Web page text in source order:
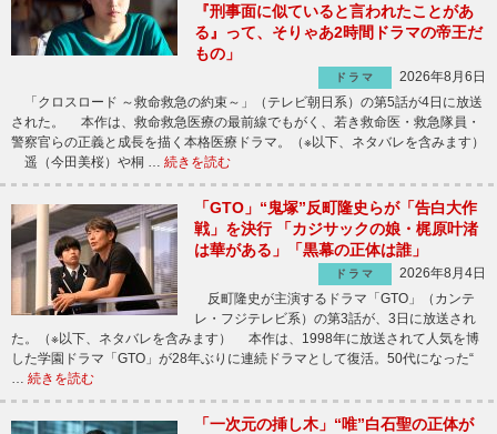
『刑事面に似ていると言われたことがあ
る』って、そりゃあ2時間ドラマの帝王だ
もの」
ドラマ
2026年8月6日
「クロスロード ～救命救急の約束～」（テレビ朝日系）の第5話が4日に放送
された。 本作は、救命救急医療の最前線でもがく、若き救命医・救急隊員・
警察官らの正義と成長を描く本格医療ドラマ。（※以下、ネタバレを含みます）
遥（今田美桜）や桐 … 続きを読む
「GTO」“鬼塚”反町隆史らが「告白大作
戦」を決行 「カジサックの娘・梶原叶渚
は華がある」「黒幕の正体は誰」
ドラマ
2026年8月4日
反町隆史が主演するドラマ「GTO」（カンテ
レ・フジテレビ系）の第3話が、3日に放送され
た。（※以下、ネタバレを含みます） 本作は、1998年に放送されて人気を博
した学園ドラマ「GTO」が28年ぶりに連続ドラマとして復活。50代になった“
続きを読む
「一次元の挿し木」“唯”白石聖の正体が